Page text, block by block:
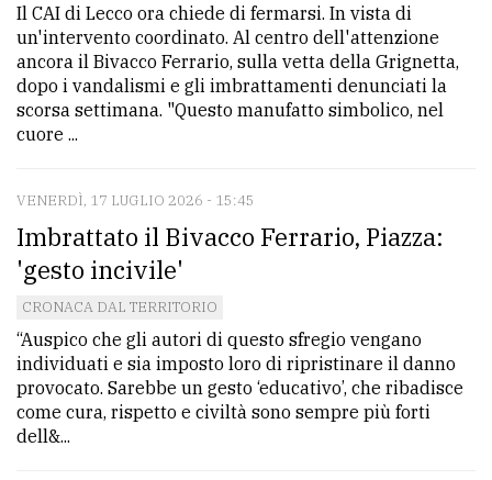
LE
ALTRE
TESTATE
PRIVACY
Cookie
policy
Il CAI di Lecco ora chiede di fermarsi. In vista di
un'intervento coordinato. Al centro dell'attenzione
ancora il Bivacco Ferrario, sulla vetta della Grignetta,
dopo i vandalismi e gli imbrattamenti denunciati la
scorsa settimana. "Questo manufatto simbolico, nel
cuore ...
VENERDÌ, 17 LUGLIO 2026 - 15:45
Imbrattato il Bivacco Ferrario, Piazza:
'gesto incivile'
CRONACA DAL TERRITORIO
“Auspico che gli autori di questo sfregio vengano
individuati e sia imposto loro di ripristinare il danno
provocato. Sarebbe un gesto ‘educativo’, che ribadisce
come cura, rispetto e civiltà sono sempre più forti
dell&...